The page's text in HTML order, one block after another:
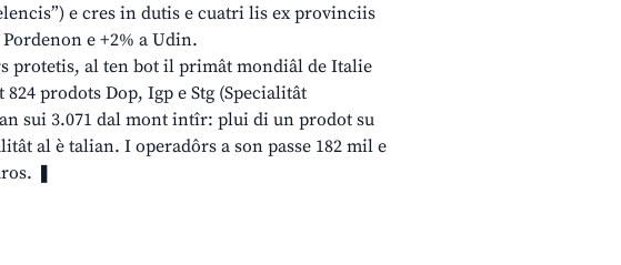
e cres in dutis e cuatri lis ex provinciis
e +2% a Udin.
protetis, al ten bot il primât mondiâl de Italie
prodots Dop, Igp e Stg (Specialitât
sui 3.071 dal mont intîr: plui di un prodot su
al è talian. I operadôrs a son passe 182 mil e
❚